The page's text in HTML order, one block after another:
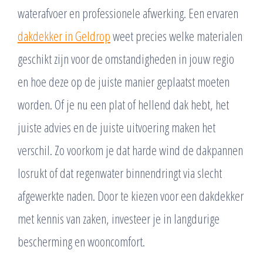
waterafvoer en professionele afwerking. Een ervaren
dakdekker in Geldropweet precies welke materialen
geschikt zijn voor de omstandigheden in jouw regio
en hoe deze op de juiste manier geplaatst moeten
worden. Of je nu een plat of hellend dak hebt, het
juiste advies en de juiste uitvoering maken het
verschil. Zo voorkom je dat harde wind de dakpannen
losrukt of dat regenwater binnendringt via slecht
afgewerkte naden. Door te kiezen voor een dakdekker
met kennis van zaken, investeer je in langdurige
bescherming en wooncomfort.